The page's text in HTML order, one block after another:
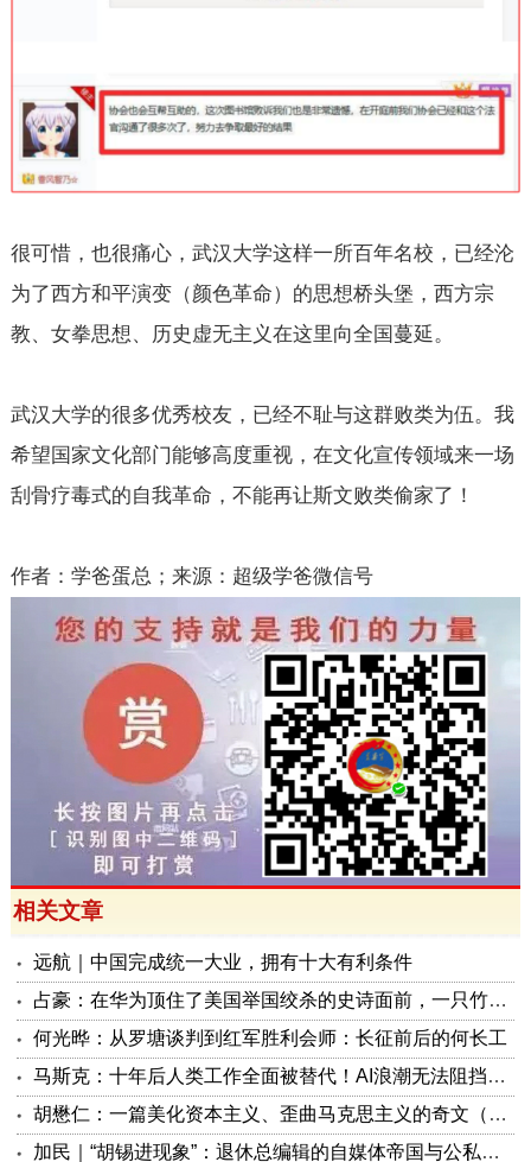
很可惜，也很痛心，武汉大学这样一所百年名校，已经沦
为了西方和平演变（颜色革命）的思想桥头堡，西方宗
教、女拳思想、历史虚无主义在这里向全国蔓延。
武汉大学的很多优秀校友，已经不耻与这群败类为伍。我
希望国家文化部门能够高度重视，在文化宣传领域来一场
刮骨疗毒式的自我革命，不能再让斯文败类偷家了！
作者：学爸蛋总；来源：超级学爸微信号
相关文章
远航｜中国完成统一大业，拥有十大有利条件
占豪：在华为顶住了美国举国绞杀的史诗面前，一只竹知了算什么？
何光晔：从罗塘谈判到红军胜利会师：长征前后的何长工
马斯克：十年后人类工作全面被替代！AI浪潮无法阻挡，中国终将领跑，中美应合作监管
胡懋仁：一篇美化资本主义、歪曲马克思主义的奇文（一）
加民｜“胡锡进现象”：退休总编辑的自媒体帝国与公私边界之问